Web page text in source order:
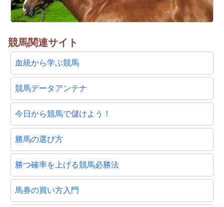
競馬関連サイト
血統から学ぶ競馬
競馬データアンテナ
今日から競馬で儲けよう！
勝馬の選び方
勝つ確率を上げる競馬必勝法
馬券の買い方入門